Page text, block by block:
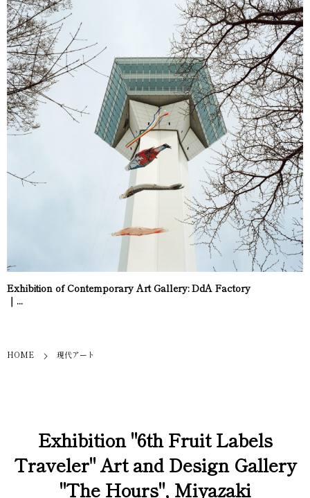
Exhibition of Contemporary Art Gallery: DdA Factory
｜...
HOME 現代アート
Exhibition "6th Fruit Labels
Traveler" Art and Design Gallery
"The Hours", Miyazaki